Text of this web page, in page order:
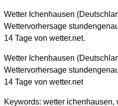
Wetter Ichenhausen
Wettervorhersage
14 Tage von wetter.net.
Wetter Ichenhausen
Wettervorhersage
14 Tage von wetter.net
Keywords: wetter ichenhausen,